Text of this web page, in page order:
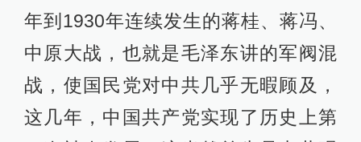
年到1930年连续发生的蒋桂、蒋冯、
中原大战，也就是毛泽东讲的军阀混
战，使国民党对中共几乎无暇顾及，
这几年，中国共产党实现了历史上第